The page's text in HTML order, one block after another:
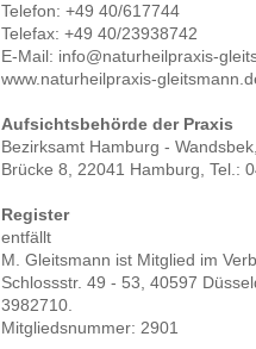
Telefon: +49 40/617744
Telefax: +49 40/23938742
E-Mail: info@naturheilpraxis-
www.naturheilpraxis-
Aufsichtsbehörde der Praxis
Bezirksamt Hamburg -
Brücke 8, 22041 Hamburg, Tel.:
Register
entfällt
M. Gleitsmann ist Mitglied im
Schlossstr. 49 - 53, 40597
3982710.
Mitgliedsnummer: 2901